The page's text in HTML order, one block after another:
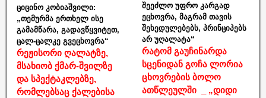
ციცინო კობიაშვილი:
„თემურმა ერთხელ ისე
გამამწარა, გადავწყვიტეთ,
ცალ-ცალკე გვეცხოვრა“
რეჟისორი ღალატზე,
მსახიობ ქმარ-შვილზე
და სპექტაკლებზე,
რომლებსაც ქალებისა
შეეძლო უფრო კარგად
ეცხოვრა, მაგრამ თავის
შეხედულებებს, პრინციპებს
არ უღალატა“
რატომ გაუჩინარდა
სცენიდან გოჩა ლორია
ცხოვრების ბოლო
ათწლეულში _ „დიდი